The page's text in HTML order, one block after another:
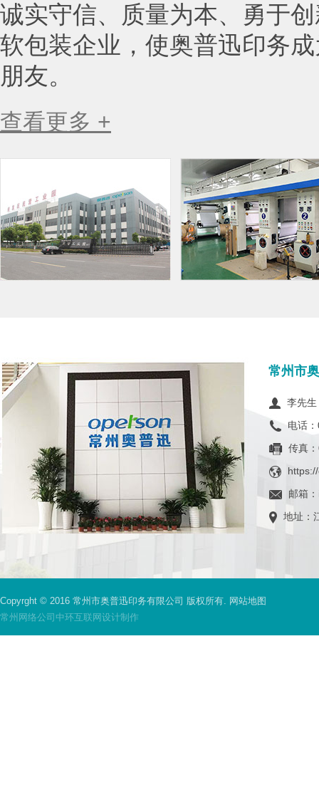
诚实守信、质量为本、勇于
软包装企业，使奥普迅印务
朋友。
查看更多 +
常州市
李先
电话
传真
邮箱：
地址：
Copyrght © 2016 常州市奥普迅印务有限公司 版权所有. 网站地图
常州网络公司 中环互联网设计制作